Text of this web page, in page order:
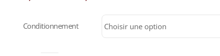
prix :
7,95 €
Conditionnement